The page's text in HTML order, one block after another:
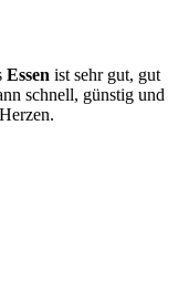
Essen ist sehr gut, gut
schnell, günstig und